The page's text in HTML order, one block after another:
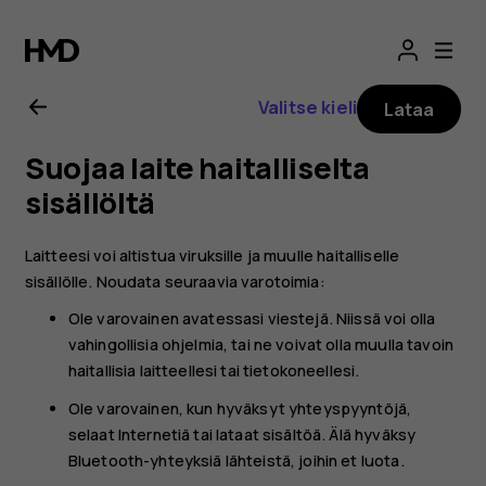
Nokia
2.1
käyttöopas
Valitse kieli Lataa
Suojaa laite haitalliselta
sisällöltä
Laitteesi voi altistua viruksille ja muulle haitalliselle
sisällölle. Noudata seuraavia varotoimia:
Ole varovainen avatessasi viestejä. Niissä voi olla
vahingollisia ohjelmia, tai ne voivat olla muulla tavoin
haitallisia laitteellesi tai tietokoneellesi.
Ole varovainen, kun hyväksyt yhteyspyyntöjä,
selaat Internetiä tai lataat sisältöä. Älä hyväksy
Bluetooth-yhteyksiä lähteistä, joihin et luota.